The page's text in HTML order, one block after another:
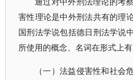
害性理论是中外刑法共有的理
国刑法学说包括德日刑法学说
所使用的概念、名词在形式上有
（一）法益侵害性和社会